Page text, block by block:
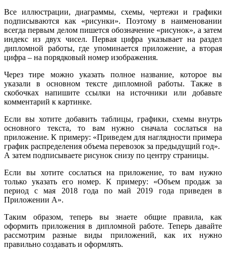
Все иллюстрации, диаграммы, схемы, чертежи и графики
подписываются как «рисунки». Поэтому в наименовании
всегда первым делом пишется обозначение «рисунок», а затем
индекс из двух чисел. Первая цифра указывает на раздел
дипломной работы, где упоминается приложение, а вторая
цифра – на порядковый номер изображения.
Через тире можно указать полное название, которое вы
указали в основном тексте дипломной работы. Также в
скобочках напишите ссылки на источники или добавьте
комментарий к картинке.
Если вы хотите добавить таблицы, графики, схемы внутрь
основного текста, то вам нужно сначала сослаться на
приложение. К примеру: «Приведем для наглядности примера
график распределения объема перевозок за предыдущий год».
А затем подписываете рисунок снизу по центру страницы.
Если вы хотите сослаться на приложение, то вам нужно
только указать его номер. К примеру: «Объем продаж за
период с мая 2018 года по май 2019 года приведен в
Приложении А».
Таким образом, теперь вы знаете общие правила, как
оформить приложения в дипломной работе. Теперь давайте
рассмотрим разные виды приложений, как их нужно
правильно создавать и оформлять.